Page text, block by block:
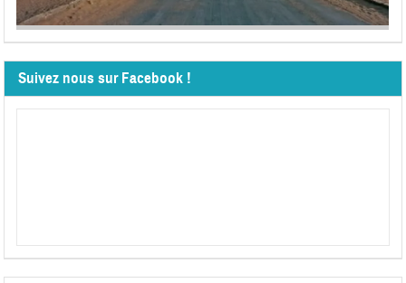
Suivez nous sur Facebook !